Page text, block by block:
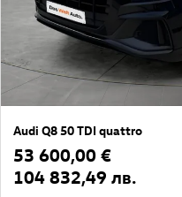
Audi Q8 50 TDI quattro
53 600,00 €
104 832,49 лв.